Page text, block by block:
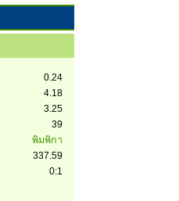
0.24
4.18
3.25
39
พิมพิกา
337.59
0:1